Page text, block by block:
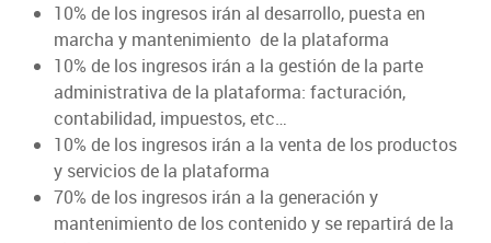
10% de los ingresos irán al desarrollo, puesta en
marcha y mantenimiento de la plataforma
10% de los ingresos irán a la gestión de la parte
administrativa de la plataforma: facturación,
contabilidad, impuestos, etc…
10% de los ingresos irán a la venta de los productos
y servicios de la plataforma
70% de los ingresos irán a la generación y
mantenimiento de los contenido y se repartirá de la